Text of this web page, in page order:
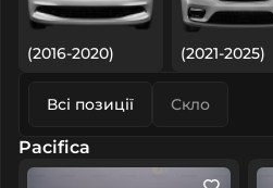
(2016-2020) (2021-2025)
Всі позиції Скло
Pacifica